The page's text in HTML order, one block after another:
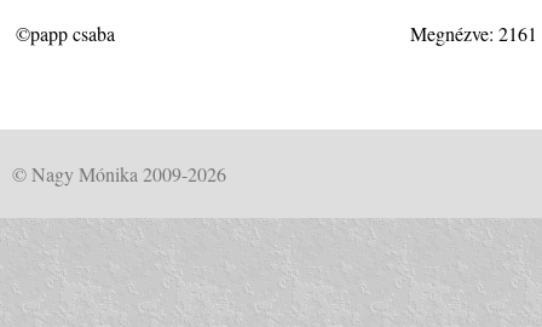
©papp csaba Megnézve:
© Nagy Mónika 2009-2026